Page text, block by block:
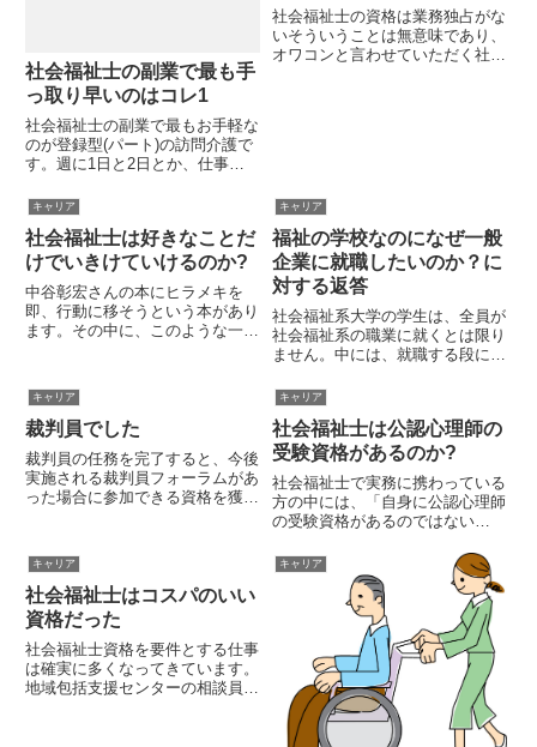
社会福祉士の副業で最も手
っ取り早いのはコレ1
社会福祉士の副業で最もお手軽な
のが登録型(パート)の訪問介護で
す。週に1日と2日とか、仕事の
いう副業です。訪問介護の仕事は
時給単価2000円を超えたら、か
なり好待遇だといえます。時給単
価というのは、一時間当たり...
社会福祉士の資格は業務独占がな
いそういうことは無意味であり、
オワコンと言わせていただく社会
キャリア
社会福祉士は好きなことだ
けでいきけていけるのか?
中谷彰宏さんの本にヒラメキを
即、行動に移そうという本があり
ます。その中に、このような一文
給料がどれだけ上がった」と言っ
た瞬間、その人は一気に好きなこ
とから離れてしまいます。中谷彰
キャリア
福祉の学校なのになぜ一般
企業に就職したいのか？に
対する返答
社会福祉系大学の学生は、全員が
社会福祉系の職業に就くとは限り
ません。中には、就職する段にな
きます。雇用条件・・・福祉業界
の給料水準を考えると、避けられ
てしまう傾向があるのです。これ
は、別に何も不思議なことでは
キャリア
裁判員でした
裁判員の任務を完了すると、今後
実施される裁判員フォーラムがあ
った場合に参加できる資格を獲得
ころです。突然ですが、わたくし
実は裁判員でした。守秘義務があ
り、これまでは言えなかったの
で...
キャリア
社会福祉士は公認心理師の
受験資格があるのか?
社会福祉士で実務に携わっている
方の中には、「自身に公認心理師
の受験資格があるのではない
ではないでしょうか?実は、公認
心理師は、期間限定の経過措置と
して、実務経験のみで受験する人
を対象に、公認心理師現任者講習
キャリア
社会福祉士はコスパのいい
資格だった
社会福祉士資格を要件とする仕事
は確実に多くなってきています。
地域包括支援センターの相談員、
キャリア